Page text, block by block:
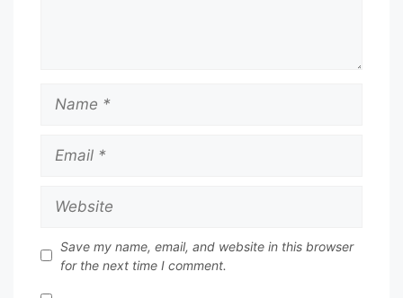
Save my name, email, and website in this browser
for the next time I comment.